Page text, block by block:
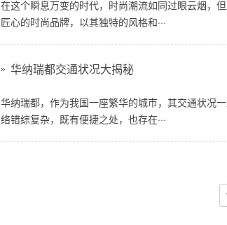
在这个瞬息万变的时代，时尚潮流如同过眼云烟，
匠心的时尚品牌，以其独特的风格和···
华纳瑞都交通状况大揭秘
华纳瑞都，作为我国一座繁华的城市，其交通状况
络错综复杂，既有便捷之处，也存在···